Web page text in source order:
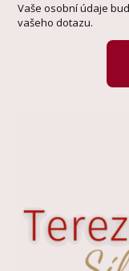
Vaše osobní údaje
vašeho dotazu.